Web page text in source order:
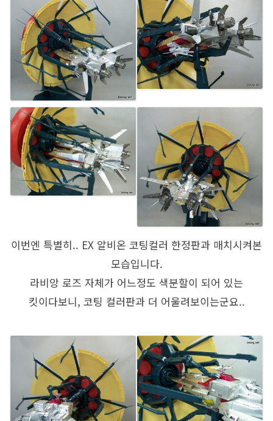
이번엔 특별히.. EX 알비온 코팅컬러 한정판과 매치시켜본
모습입니다.
라비앙 로즈 자체가 어느정도 색분할이 되어 있는
킷이다보니, 코팅 컬러판과 더 어울려보이는군요..